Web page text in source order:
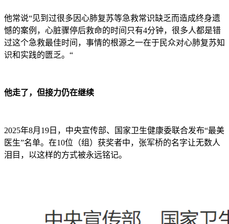
他常说“见到过很多因心肺复苏等急救常识缺乏而造成终身遗
憾的案例，心脏骤停后救命的时间只有4分钟，很多人都是错
过这个急救最佳时间，事情的根源之一在于民众对心肺复苏知
识和实践的匮乏。“
他走了，但接力仍在继续
2025年8月19日，中央宣传部、国家卫生健康委联合发布“最美
医生”名单。在10位（组）获奖者中，张军桥的名字让无数人
泪目，以这样的方式被永远铭记。